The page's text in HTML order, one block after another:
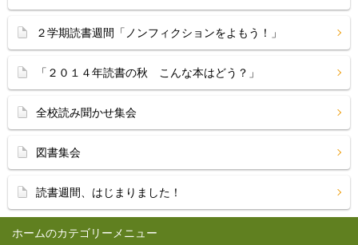
ホーム
２学期読書週間「ノンフィクションをよもう！」
「２０１４年読書の秋 こんな本はどう？」
全校読み聞かせ集会
図書集会
読書週間、はじまりました！